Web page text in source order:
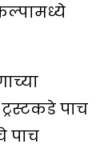
पाच
पाच